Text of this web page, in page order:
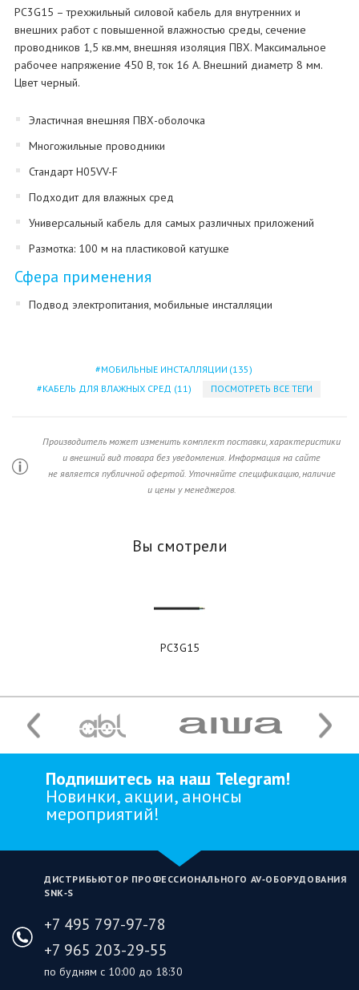
PC3G15 – трехжильный силовой кабель для внутренних и
внешних работ с повышенной влажностью среды, сечение
проводников 1,5 кв.мм, внешняя изоляция ПВХ. Максимальное
рабочее напряжение 450 В, ток 16 А. Внешний диаметр 8 мм.
Цвет черный.
Эластичная внешняя ПВХ-оболочка
Многожильные проводники
Стандарт H05VV-F
Подходит для влажных сред
Универсальный кабель для самых различных приложений
Размотка: 100 м на пластиковой катушке
Сфера применения
Подвод электропитания, мобильные инсталляции
МОБИЛЬНЫЕ ИНСТАЛЛЯЦИИ (135)
КАБЕЛЬ ДЛЯ ВЛАЖНЫХ СРЕД (11) ПОСМОТРЕТЬ ВСЕ ТЕГИ
Производитель может изменить комплект поставки, характеристики
и внешний вид товара без уведомления. Информация на сайте
не является публичной офертой. Уточняйте спецификацию, наличие
и цены у менеджеров.
Вы смотрели
PC3G15
Подпишитесь на наш Telegram!
Новинки, акции, анонсы
мероприятий!
ДИСТРИБЬЮТОР ПРОФЕССИОНАЛЬНОГО AV‑ОБОРУДОВАНИЯ
SNK‑S
+7 495 797-97-78
+7 965 203-29-55
по будням с 10:00 до 18:30